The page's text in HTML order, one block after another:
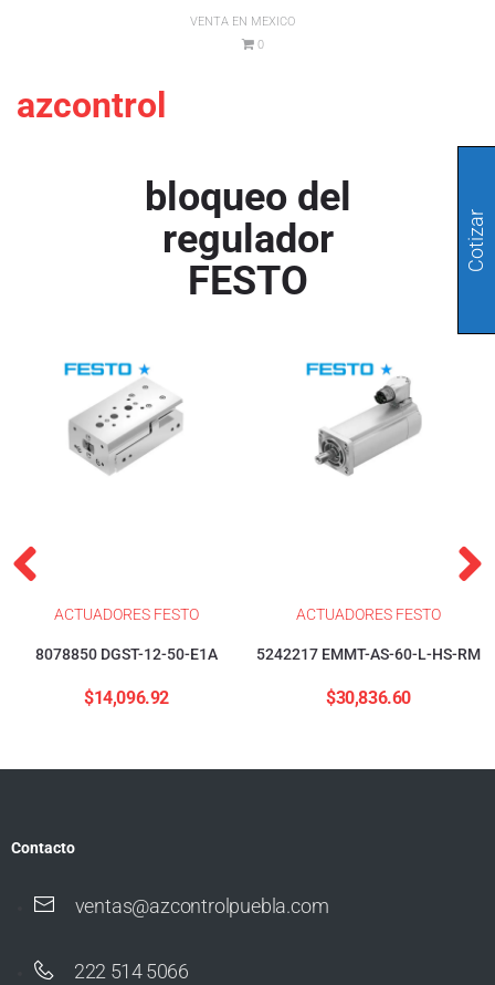
VENTA EN MEXICO
0
azcontrol
bloqueo del
regulador
FESTO
ACTUADORES FESTO
8078850 DGST-12-50-E1A
$14,096.92
ACTUADORES FESTO
5242217 EMMT-AS-60-L-HS-RM
$30,836.60
Contacto
ventas@azcontrolpuebla.com
222 514 5066
Cotizar